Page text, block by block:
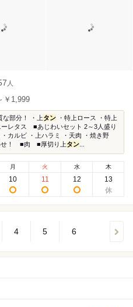
人
￥1,999
な部分！ ・上タン ・特上ロース ・特上
レタス ■あじわいセット 2～3人盛り
・カルビ ・上ハラミ ・天肉 ・焼き野
せ！ ■肉 ■厚切り上タン
月
10
火
11
水
12
木
13
4 5 6